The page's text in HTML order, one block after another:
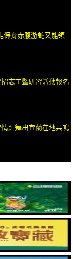
保育赤腹游蛇又能領
志工暨研習活動報名
》舞出宜蘭在地共鳴